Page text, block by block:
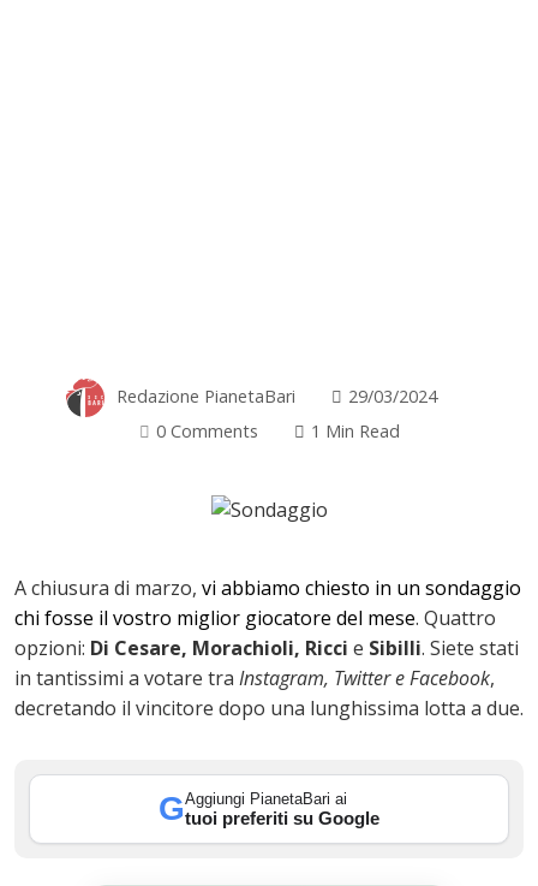
Redazione PianetaBari
29/03/2024
0 Comments
1 Min Read
A chiusura di marzo, vi abbiamo chiesto in un sondaggio
chi fosse il vostro miglior giocatore del mese. Quattro
opzioni: Di Cesare, Morachioli, Ricci e Sibilli. Siete stati
in tantissimi a votare tra Instagram, Twitter eFacebook,
decretando il vincitore dopo una lunghissima lotta a due.
GAggiungi PianetaBari ai
tuoi preferiti su Google